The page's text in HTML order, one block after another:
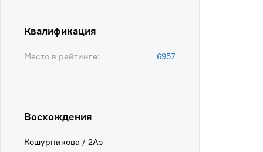
Квалификация
Место в рейтинге: 6957
Восхождения
Кошурникова / 2Аз